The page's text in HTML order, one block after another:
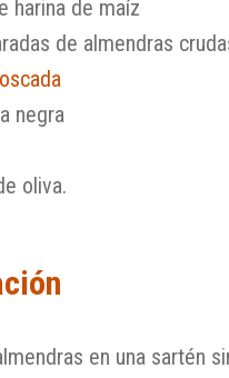
harina de maíz
de almendras
negra
oliva.
en una sartén